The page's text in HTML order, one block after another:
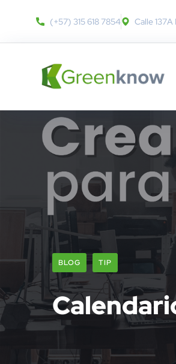
(+57) 315 618 7854 Calle
BLOG TIP